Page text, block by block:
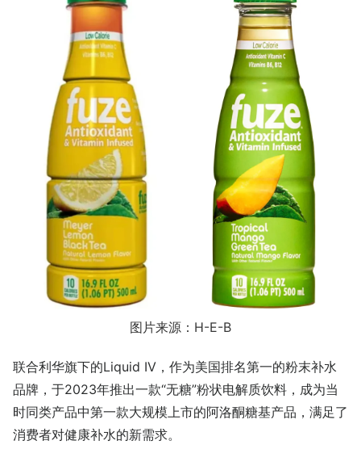
图片来源：H-E-B
联合利华旗下的Liquid IV，作为美国排名第一的粉末补水
品牌，于2023年推出一款“无糖”粉状电解质饮料，成为当
时同类产品中第一款大规模上市的阿洛酮糖基产品，满足了
消费者对健康补水的新需求。